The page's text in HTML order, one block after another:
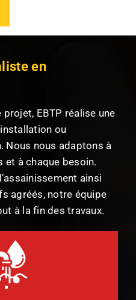
en
EBTP réalise une
ou
Nous nous adaptons à
à chaque besoin.
ainsi
agréés, notre équipe
à la fin des travaux.